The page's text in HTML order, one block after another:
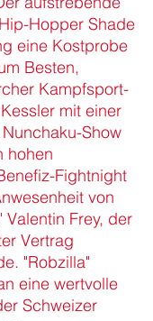
Hopper Shade
eine Kostprobe
Besten,
Kampfsport-
mit einer
Show
hohen
Fightnight
von
Valentin Frey, der
Vertrag
"Robzilla"
eine wertvolle
Schweizer